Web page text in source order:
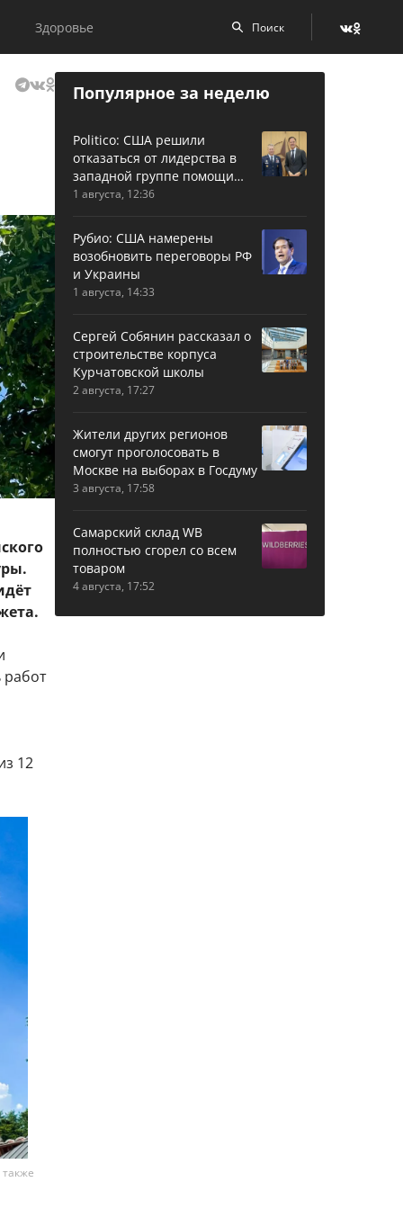
Здоровье
работ
12
Популярное за неделю
Politico: США решили
отказаться от лидерства в
западной группе помощи
Украине
1 августа, 12:36
Рубио: США намерены
возобновить переговоры РФ
и Украины
1 августа, 14:33
Сергей Собянин рассказал о
строительстве корпуса
Курчатовской школы
2 августа, 17:27
Жители других регионов
смогут проголосовать в
Москве на выборах в Госдуму
3 августа, 17:58
Самарский склад WB
полностью сгорел со всем
товаром
4 августа, 17:52